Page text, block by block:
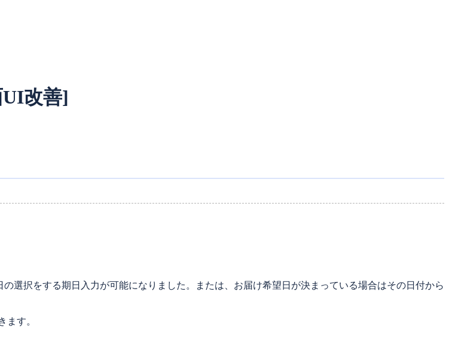
改善]
選択をする期日入力が可能になりました。または、お届け希望日が決まっている場合はその日付から
ます。